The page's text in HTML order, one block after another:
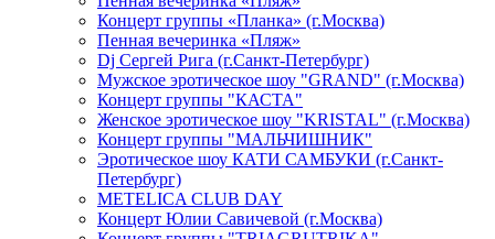
Концерт группы «Планка» (г.Москва)
Пенная вечеринка «Пляж»
Dj Сергей Рига (г.Санкт-Петербург)
Мужское эротическое шоу "GRAND" (г.Москва)
Концерт группы "КАСТА"
Женское эротическое шоу "KRISTAL" (г.Москва)
Концерт группы "МАЛЬЧИШНИК"
Эротическое шоу КАТИ САМБУКИ (г.Санкт-
Петербург)
METELICA CLUB DAY
Концерт Юлии Савичевой (г.Москва)